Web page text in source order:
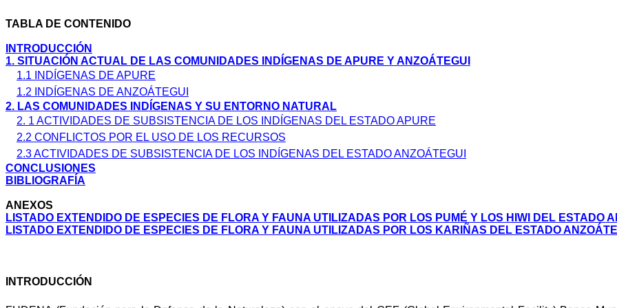
TABLA DE CONTENIDO
INTRODUCCIÓN
1. SITUACIÓN ACTUAL DE LAS COMUNIDADES INDÍGENAS DE APURE Y ANZOÁTEGUI
1.1 INDÍGENAS DE APURE
1.2 INDÍGENAS DE ANZOÁTEGUI
2. LAS COMUNIDADES INDÍGENAS Y SU ENTORNO NATURAL
2. 1 ACTIVIDADES DE SUBSISTENCIA DE LOS INDÍGENAS DEL ESTADO APURE
2.2 CONFLICTOS POR EL USO DE LOS RECURSOS
2.3 ACTIVIDADES DE SUBSISTENCIA DE LOS INDÍGENAS DEL ESTADO ANZOÁTEGUI
CONCLUSIONES
BIBLIOGRAFÍA
ANEXOS
LISTADO EXTENDIDO DE ESPECIES DE FLORA Y FAUNA UTILIZADAS POR LOS PUMÉ Y LOS HIWI DEL ESTADO
LISTADO EXTENDIDO DE ESPECIES DE FLORA Y FAUNA UTILIZADAS POR LOS KARIÑAS DEL ESTADO
INTRODUCCIÓN